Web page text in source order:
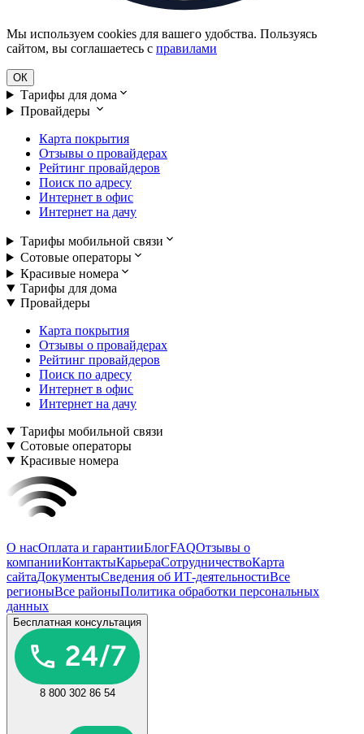
Мы используем cookies для вашего удобства. Пользуясь
сайтом, вы соглашаетесь с правилами
ОК
Тарифы для дома
Провайдеры
Карта покрытия
Отзывы о провайдерах
Рейтинг провайдеров
Поиск по адресу
Интернет в офис
Интернет на дачу
Тарифы мобильной связи
Сотовые операторы
Красивые номера
Тарифы для дома
Провайдеры
Карта покрытия
Отзывы о провайдерах
Рейтинг провайдеров
Поиск по адресу
Интернет в офис
Интернет на дачу
Тарифы мобильной связи
Сотовые операторы
Красивые номера
О насОплата и гарантииБлогFAQОтзывы о
компанииКонтактыКарьераСотрудничествоКарта
сайтаДокументыСведения об ИТ-деятельностиВсе
регионыВсе районыПолитика обработки персональных
данных
Бесплатная консультация
8 800 302 86 54